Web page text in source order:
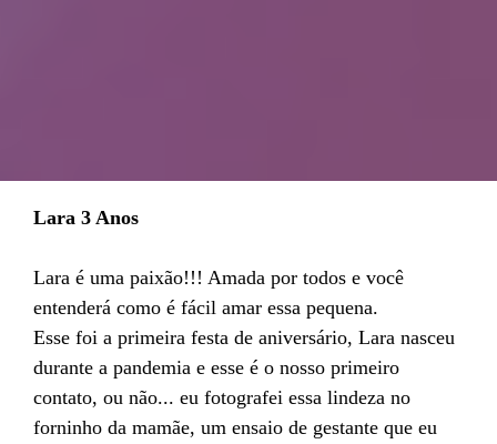
Lara 3 Anos
Lara é uma paixão!!! Amada por todos e você
entenderá como é fácil amar essa pequena.
Esse foi a primeira festa de aniversário, Lara nasceu
durante a pandemia e esse é o nosso primeiro
contato, ou não... eu fotografei essa lindeza no
forninho da mamãe, um ensaio de gestante que eu